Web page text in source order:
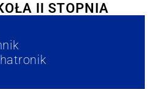
II STOPNIA